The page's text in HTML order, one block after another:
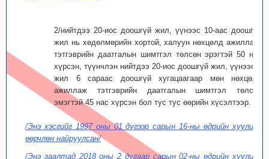
2/нийтдээ 20-иос доошгүй жил, үүнээс 10-аас доошгүй
жил нь хөдөлмөрийн хортой, халуун нөхцөлд ажиллаж,
тэтгэврийн даатгалын шимтгэл төлсөн эрэгтэй 50 нас
хүрсэн, түүнчлэн нийтдээ 20-иос доошгүй жил, үүнээс 7
жил 6 сараас доошгүй хугацаагаар мөн нөхцөлд
ажиллаж тэтгэврийн даатгалын шимтгэл төлсөн
эмэгтэй 45 нас хүрсэн бол тус тус өөрийн хүсэлтээр.
/Энэ хэсгийг 1997 оны 01 дүгээр сарын 16-ны өдрийн хуулиар
өөрчлөн найруулсан/
/Энэ заалтад 2018 оны 2 дугаар сарын 02-ны өдрийн хуулиар